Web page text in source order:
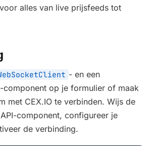
alles van live prijsfeeds tot
- en een
-component op je formulier of maak
met CEX.IO te verbinden. Wijs de
component, configureer je
de verbinding.